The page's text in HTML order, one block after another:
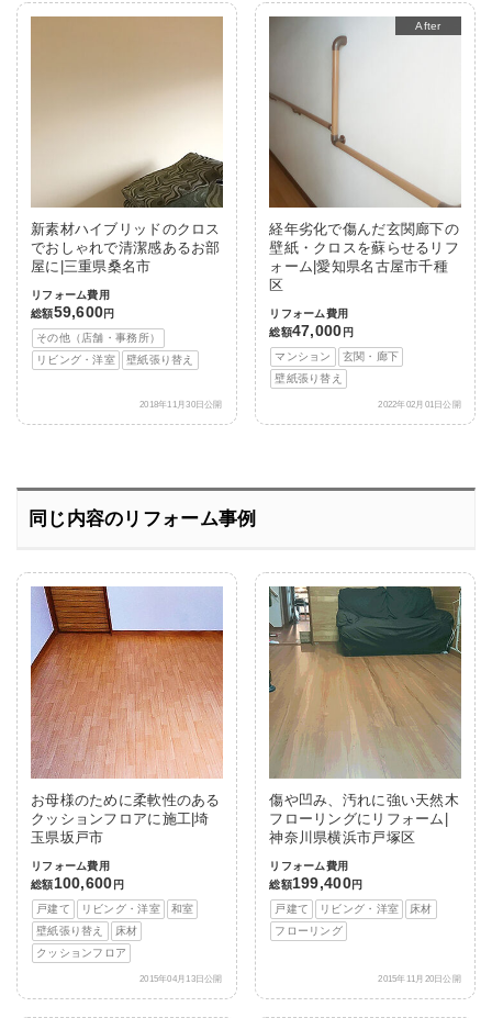
新素材ハイブリッドのクロス
でおしゃれで清潔感あるお部
屋に|三重県桑名市
リフォーム費用
総額59,600円
その他（店舗・事務所）
リビング・洋室
壁紙張り替え
2018年11月30日公開
After
経年劣化で傷んだ玄関廊下の
壁紙・クロスを蘇らせるリフ
ォーム|愛知県名古屋市千種
区
リフォーム費用
総額47,000 円
マンション
玄関・廊下
壁紙張り替え
2022年02月01日公開
同じ内容のリフォーム事例
お母様のために柔軟性のある
クッションフロアに施工|埼
玉県坂戸市
リフォーム費用
総額100,600 円
戸建て
リビング・洋室
和室
壁紙張り替え
床材
クッションフロア
2015年04月13日公開
傷や凹み、汚れに強い天然木
フローリングにリフォーム|
神奈川県横浜市戸塚区
リフォーム費用
総額199,400円
戸建て
リビング・洋室
床材
フローリング
2015年11月20日公開